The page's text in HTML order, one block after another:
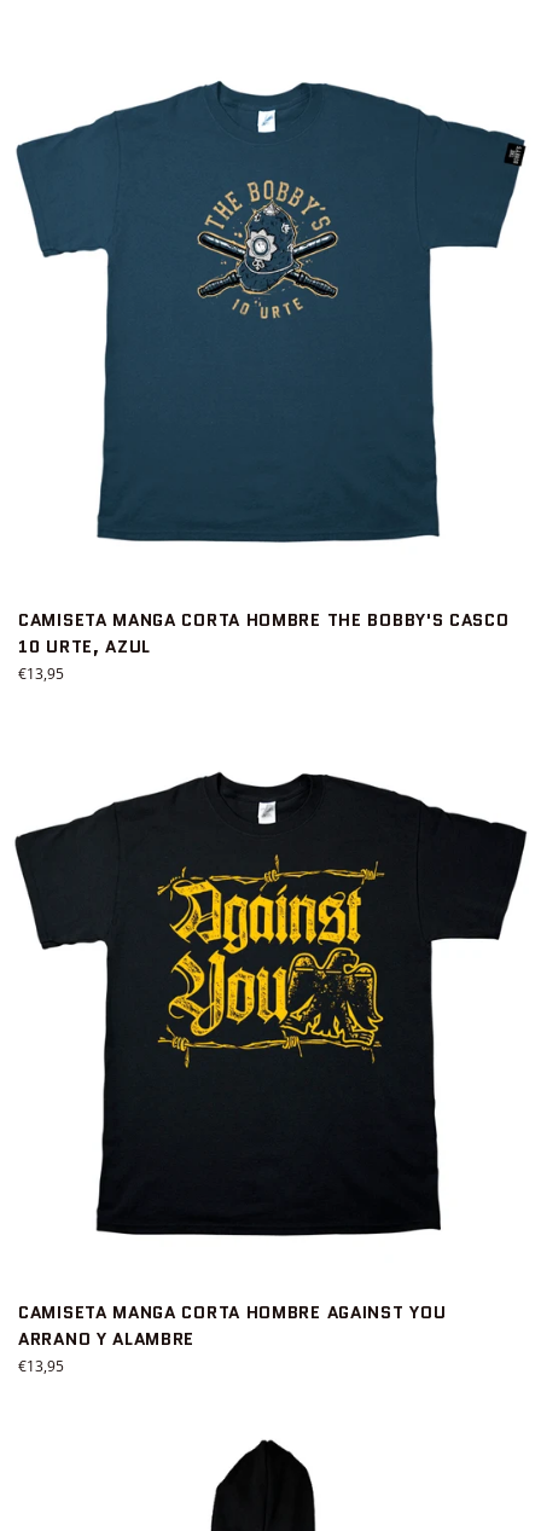
CAMISETA MANGA CORTA HOMBRE THE BOBBY'S CASCO
10 URTE, AZUL
Precio
€13,95
CAMISETA MANGA CORTA HOMBRE AGAINST YOU
ARRANO Y ALAMBRE
Precio
€13,95